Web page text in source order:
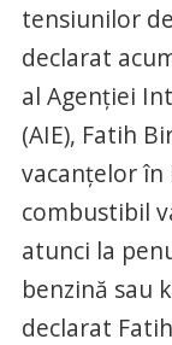
tensiunilor
declarat
al Agenției
(AIE), Fatih
vacanțelor în
combustibil
atunci la
benzină sau
declarat